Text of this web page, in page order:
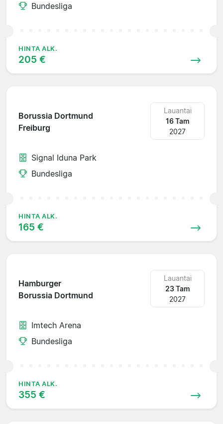
Bundesliga
HINTA ALK.
205 €
Borussia Dortmund
Freiburg
Lauantai
16 Tam
2027
Signal Iduna Park
Bundesliga
HINTA ALK.
165 €
Hamburger
Borussia Dortmund
Lauantai
23 Tam
2027
Imtech Arena
Bundesliga
HINTA ALK.
355 €